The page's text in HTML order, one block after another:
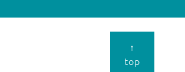
↑
top